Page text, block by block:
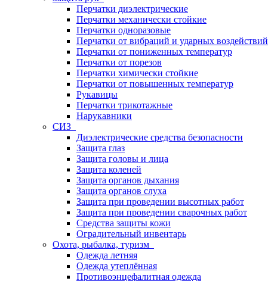
Перчатки диэлектрические
Перчатки механически стойкие
Перчатки одноразовые
Перчатки от вибраций и ударных воздействий
Перчатки от пониженных температур
Перчатки от порезов
Перчатки химически стойкие
Перчатки от повышенных температур
Рукавицы
Перчатки трикотажные
Нарукавники
СИЗ
Диэлектрические средства безопасности
Защита глаз
Защита головы и лица
Защита коленей
Защита органов дыхания
Защита органов слуха
Защита при проведении высотных работ
Защита при проведении сварочных работ
Средства защиты кожи
Оградительный инвентарь
Охота, рыбалка, туризм
Одежда летняя
Одежда утеплённая
Противоэнцефалитная одежда